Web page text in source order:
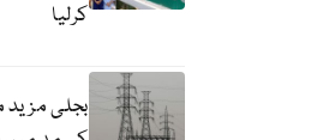
کرلیا
بجلی